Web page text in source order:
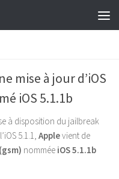
mise à jour d’iOS
iOS 5.1.1b
à disposition du jailbreak
5.1.1, Applevient de
nommée iOS 5.1.1b